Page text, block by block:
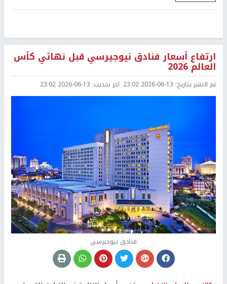
ارتفاع أسعار فنادق نيوجيرسي قبل نهائي كأس
العالم 2026
تم النشر بتاريخ: 2026-06-13 23:02 اخر تحديث: 2026-06-13 23:02
فنادق نيوجيرسي